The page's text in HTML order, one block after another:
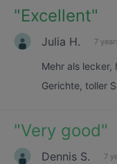
"Excellent"
Julia H. 7
Mehr als lecker,
Gerichte, toller
"Very good"
Dennis S. 7